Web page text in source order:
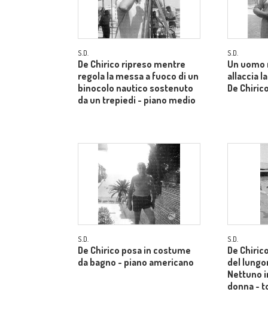
S.D.
De Chirico ripreso mentre
regola la messa a fuoco di un
binocolo nautico sostenuto
da un trepiedi - piano medio
S.D.
Un
allaccia
De
S.D.
De Chirico posa in costume
da bagno - piano americano
S.D.
De
del
Nettuno
donna -